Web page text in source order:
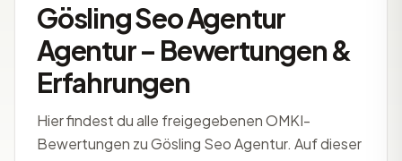
Gösling Seo Agentur
Agentur – Bewertungen &
Erfahrungen
Hier findest du alle freigegebenen OMKI-
Bewertungen zu Gösling Seo Agentur. Auf dieser